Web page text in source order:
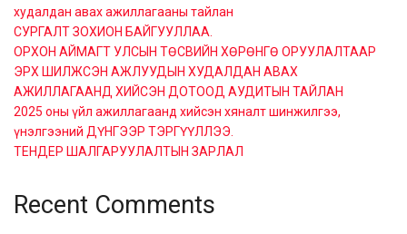
худалдан авах ажиллагааны тайлан
СУРГАЛТ ЗОХИОН БАЙГУУЛЛАА.
ОРХОН АЙМАГТ УЛСЫН ТӨСВИЙН ХӨРӨНГӨ ОРУУЛАЛТААР
ЭРХ ШИЛЖСЭН АЖЛУУДЫН ХУДАЛДАН АВАХ
АЖИЛЛАГААНД ХИЙСЭН ДОТООД АУДИТЫН ТАЙЛАН
2025 оны үйл ажиллагаанд хийсэн хяналт шинжилгээ,
үнэлгээний ДҮНГЭЭР ТЭРГҮҮЛЛЭЭ.
ТЕНДЕР ШАЛГАРУУЛАЛТЫН ЗАРЛАЛ
Recent Comments